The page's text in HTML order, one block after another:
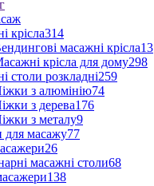
крісла314
масажні крісла13
крісла для дому298
столи розкладні259
з алюмінію74
з дерева176
з металу9
для масажу77
26
масажні столи68
138